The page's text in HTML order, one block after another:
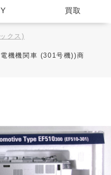
買取
クス)
機機関車 (301号機))商